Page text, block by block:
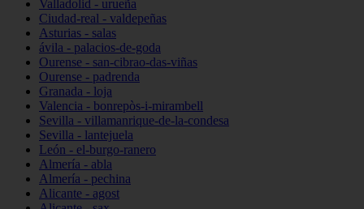
Valladolid - urueña
Ciudad-real - valdepeñas
Asturias - salas
ávila - palacios-de-goda
Ourense - san-cibrao-das-viñas
Ourense - padrenda
Granada - loja
Valencia - bonrepòs-i-mirambell
Sevilla - villamanrique-de-la-condesa
Sevilla - lantejuela
León - el-burgo-ranero
Almería - abla
Almería - pechina
Alicante - agost